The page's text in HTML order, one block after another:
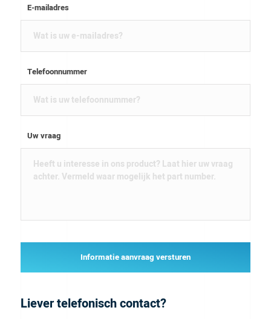
E-mailadres
Telefoonnummer
Uw vraag
Informatie aanvraag versturen
Liever telefonisch contact?